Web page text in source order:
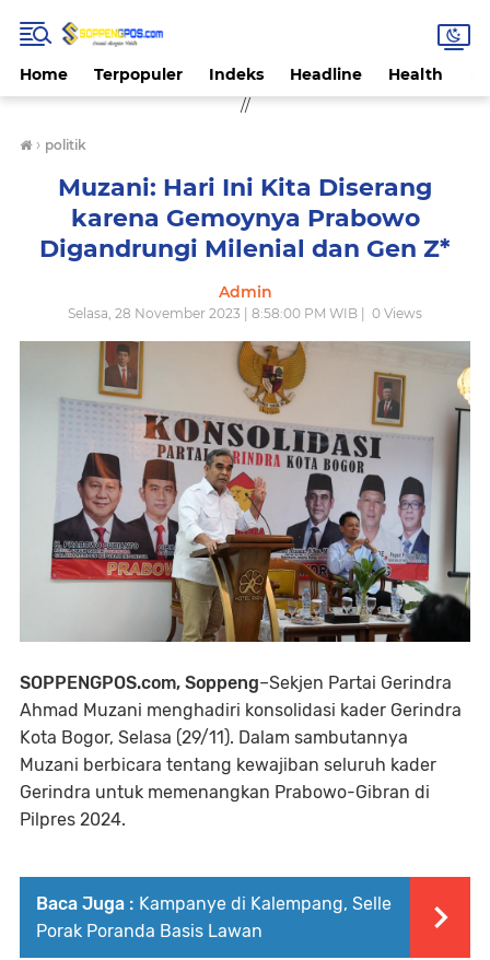
Home Terpopuler Indeks Headline Health
//
› politik
Muzani: Hari Ini Kita Diserang
karena Gemoynya Prabowo
Digandrungi Milenial dan Gen Z*
Admin
Selasa, 28 November 2023 | 8:58:00 PM WIB | 0 Views
SOPPENGPOS.com, Soppeng–Sekjen Partai Gerindra
Ahmad Muzani menghadiri konsolidasi kader Gerindra
Kota Bogor, Selasa (29/11). Dalam sambutannya
Muzani berbicara tentang kewajiban seluruh kader
Gerindra untuk memenangkan Prabowo-Gibran di
Pilpres 2024.
Baca Juga : Kampanye di Kalempang, Selle
Porak Poranda Basis Lawan